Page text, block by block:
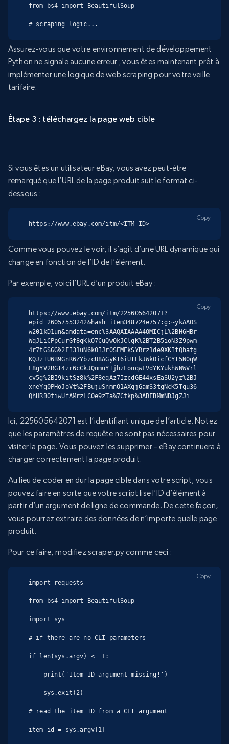
from bs4 import BeautifulSoup
# scraping logic...
Assurez-vous que votre environnement de développement
Python ne signale aucune erreur ; vous êtes maintenant prêt à
implémenter une logique de web scraping pour votre veille
tarifaire.
Étape 3 : téléchargez la page web cible
Si vous êtes un utilisateur eBay, vous avez peut-être
remarqué que l’URL de la page produit suit le format ci-
dessous :
https://www.ebay.com/itm/<ITM_ID>
Copy
Comme vous pouvez le voir, il s’agit d’une URL dynamique qui
change en fonction de l’ID de l’élément.
Par exemple, voici l’URL d’un produit eBay :
https://www.ebay.com/itm/225605642071?
epid=26057553242&hash=item348724e757:g:~ykAAOS
w201kD1un&amdata=enc%3AAQAIAAAA4OMICjL%2BH6HBr
WqJLiCPpCurGf8qKkO7CuQwOkJClqK%2BT2B5ioN3Z9pwm
4r7tGSGG%2FI31uN6k0IJr0SEMEkSYRrz1de9XKIfQhatg
KQJzIU6B9GnR6ZYbzcU8AGyKT6iUTEkJWkOicfCYI5N0qW
L8gYV2RGT4zr6cCkJQnmuYIjhzFonqwFVdYKYukhWNWVrl
cv5g%2BI9kitSz8k%2F8eqAz7IzcdGE44xsEaSU2yz%2BJ
xneYq0PHoJoVt%2FBujuSnmnO1AXqjGamS3tgNcK5Tqu36
QhHRB0tiwUfAMrzLCOe9zTa%7Ctkp%3ABFBMmNDJgZJi
Copy
Ici, 225605642071 est l’identifiant unique de l’article. Notez
que les paramètres de requête ne sont pas nécessaires pour
visiter la page. Vous pouvez les supprimer – eBay continuera à
charger correctement la page produit.
Au lieu de coder en dur la page cible dans votre script, vous
pouvez faire en sorte que votre script lise l’ID d’élément à
partir d’un argument de ligne de commande. De cette façon,
vous pourrez extraire des données de n’importe quelle page
produit.
Pour ce faire, modifiez scraper.py comme ceci :
import requests
from bs4 import BeautifulSoup
import sys
# if there are no CLI parameters
if len(sys.argv) <= 1:
# read the item ID from a CLI argument
item_id = sys.argv[1]
Copy